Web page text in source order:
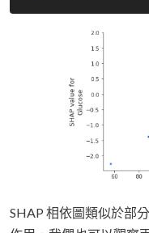
SHAP 相依圖類似於部